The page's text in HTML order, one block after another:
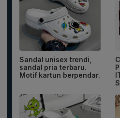
Sandal unisex trendi,
sandal pria terbaru.
Motif kartun berpendar.